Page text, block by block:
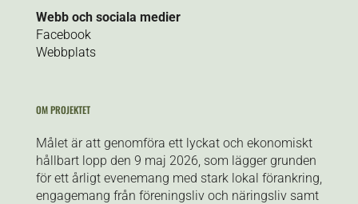
Webb och sociala medier
Facebook
Webbplats
OM PROJEKTET
Målet är att genomföra ett lyckat och ekonomiskt
hållbart lopp den 9 maj 2026, som lägger grunden
för ett årligt evenemang med stark lokal förankring,
engagemang från föreningsliv och näringsliv samt